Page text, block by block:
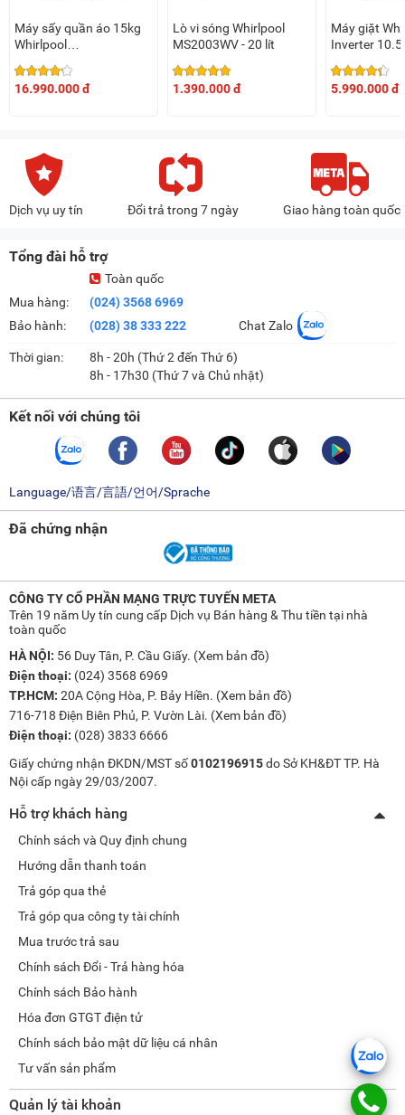
Máy sấy quần áo 15kg
Whirlpool
16.990.000 đ
Lò vi sóng Whirlpool
MS2003WV - 20 lít
1.390.000 đ
Máy giặt
Inverter
5.990.000 đ
Dịch vụ uy tín Đổi trả trong 7 ngày Giao hàng toàn quốc
Tổng đài hỗ trợ
Mua hàng:
Bảo hành:
Toàn quốc
(024) 3568 6969
(028) 38 333 222
Chat Zalo
Thời gian:
8h - 20h (Thứ 2 đến Thứ 6)
8h - 17h30 (Thứ 7 và Chủ nhật)
Kết nối với chúng tôi
Language/语言/言語/언어/Sprache
Đã chứng nhận
CÔNG TY CỔ PHẦN MẠNG TRỰC TUYẾN META
Trên 19 năm Uy tín cung cấp Dịch vụ Bán hàng & Thu tiền tại nhà
toàn quốc
HÀ NỘI: 56 Duy Tân, P. Cầu Giấy. (Xem bản đồ)
Điện thoại: (024) 3568 6969
TP.HCM: 20A Cộng Hòa, P. Bảy Hiền. (Xem bản đồ)
716-718 Điện Biên Phủ, P. Vườn Lài. (Xem bản đồ)
Điện thoại: (028) 3833 6666
Giấy chứng nhận ĐKDN/MST số0102196915do Sở KH&ĐT TP. Hà
Nội cấp ngày 29/03/2007.
Hỗ trợ khách hàng
Chính sách và Quy định chung
Hướng dẫn thanh toán
Trả góp qua thẻ
Trả góp qua công ty tài chính
Mua trước trả sau
Chính sách Đổi - Trả hàng hóa
Chính sách Bảo hành
Hóa đơn GTGT điện tử
Chính sách bảo mật dữ liệu cá nhân
Tư vấn sản phẩm
Quản lý tài khoản